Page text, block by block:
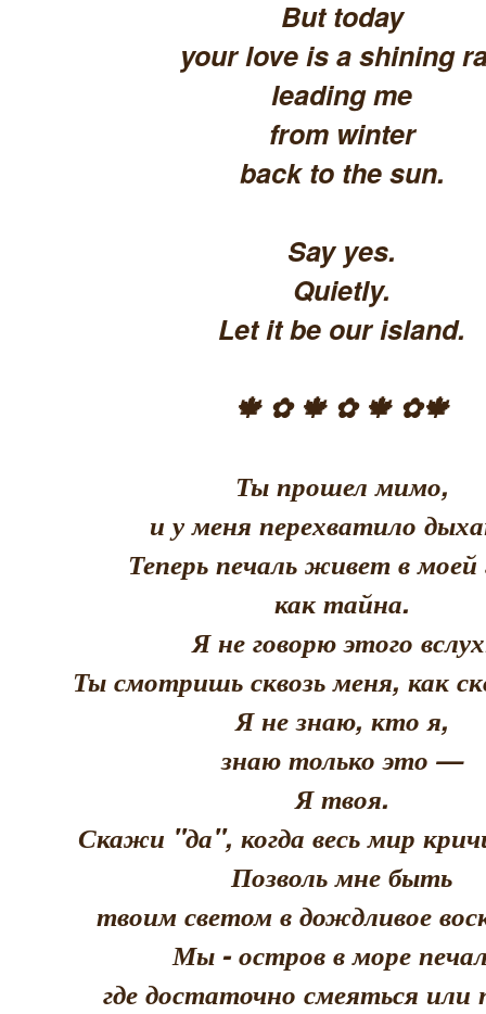
But today
your love is a shining
leading me
from winter
back to the sun.
Say yes.
Quietly.
Let it be our island.
🍁 ✿ 🍁 ✿ 🍁 ✿🍁
Ты прошел мимо,
и у меня перехватило
Теперь печаль живет в моей
как тайна.
Я не говорю этого
Ты смотришь сквозь меня, как
Я не знаю, кто я,
знаю только это —
Я твоя.
Скажи "да", когда весь мир
Позволь мне быть
твоим светом в дождливое
Мы - остров в море
где достаточно смеяться или